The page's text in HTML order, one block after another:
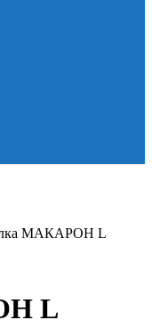
МАКАРОН L
L